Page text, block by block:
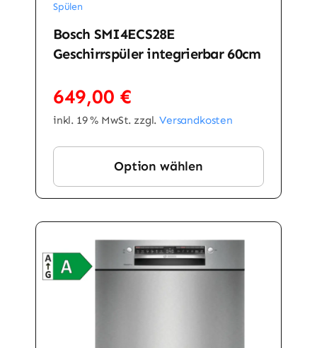
Spülen
Bosch SMI4ECS28E
Geschirrspüler integrierbar 60cm
649,00 €
inkl. 19 % MwSt. zzgl.Versandkosten
Option wählen